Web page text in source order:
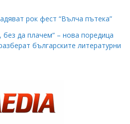
рок фест “Вълча пътека”
без да плачем“ – нова поредица
българските литературни